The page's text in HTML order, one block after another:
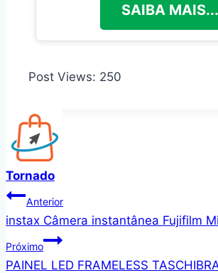
SAIBA MAIS...
Post Views: 250
Tornado
Navegação
de
Post
Anterior
instax Câmera instantânea Fujifilm
Próximo
PAINEL LED FRAMELESS